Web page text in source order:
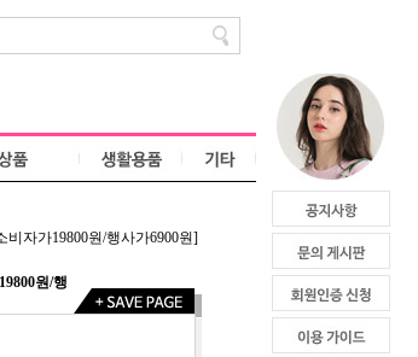
자가19800원/행사가6900원]
원/행